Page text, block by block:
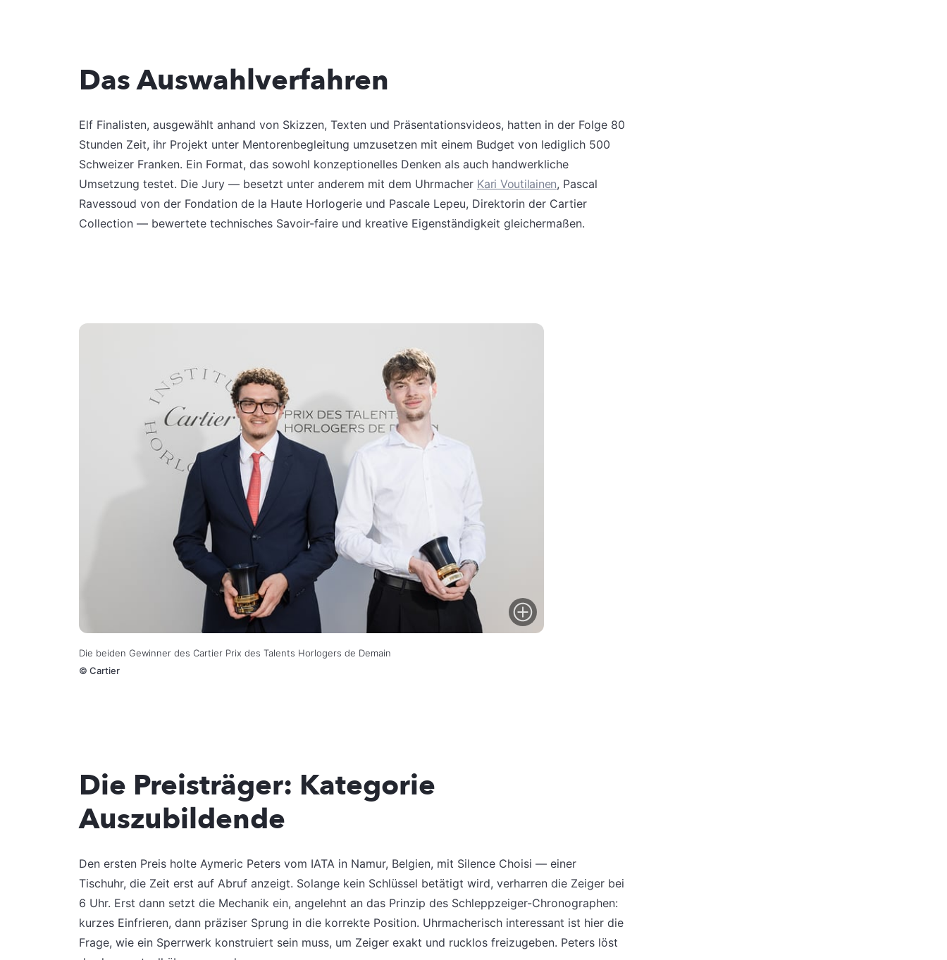
Das Auswahlverfahren
Elf Finalisten, ausgewählt anhand von Skizzen, Texten und Präsentationsvideos, hatten in der Folge 80
Stunden Zeit, ihr Projekt unter Mentorenbegleitung umzusetzen mit einem Budget von lediglich 500
Schweizer Franken. Ein Format, das sowohl konzeptionelles Denken als auch handwerkliche
Umsetzung testet. Die Jury — besetzt unter anderem mit dem Uhrmacher Kari Voutilainen, Pascal
Ravessoud von der Fondation de la Haute Horlogerie und Pascale Lepeu, Direktorin der Cartier
Collection — bewertete technisches Savoir-faire und kreative Eigenständigkeit gleichermaßen.
Die beiden Gewinner des Cartier Prix des Talents Horlogers de Demain
© Cartier
Die Preisträger: Kategorie
Auszubildende
Den ersten Preis holte Aymeric Peters vom IATA in Namur, Belgien, mit Silence Choisi — einer
Tischuhr, die Zeit erst auf Abruf anzeigt. Solange kein Schlüssel betätigt wird, verharren die Zeiger bei
6 Uhr. Erst dann setzt die Mechanik ein, angelehnt an das Prinzip des Schleppzeiger-Chronographen:
kurzes Einfrieren, dann präziser Sprung in die korrekte Position. Uhrmacherisch interessant ist hier die
Frage, wie ein Sperrwerk konstruiert sein muss, um Zeiger exakt und rucklos freizugeben. Peters löst